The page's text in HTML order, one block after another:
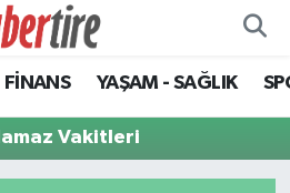
FİNANS YAŞAM - SAĞLIK
Vakitleri